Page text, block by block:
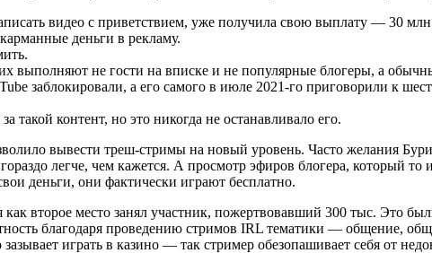
видео с приветствием, уже получила свою выплату — 30
деньги в рекламу.
выполняют не гости на вписке и не популярные блогеры, а
заблокировали, а его самого в июле 2021-го приговорили к
такой контент, но это никогда не останавливало его.
вывести треш-стримы на новый уровень. Часто желания
легче, чем кажется. А просмотр эфиров блогера, который
деньги, они фактически играют бесплатно.
второе место занял участник, пожертвовавший 300 тыс. Это
благодаря проведению стримов IRL тематики — общение,
играть в казино — так стример обезопашивает себя от